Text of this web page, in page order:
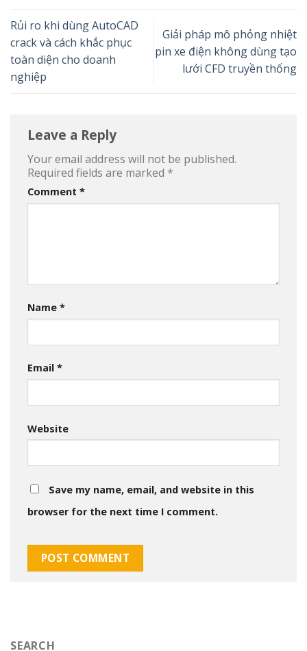
Rủi ro khi dùng AutoCAD
crack và cách khắc phục
toàn diện cho doanh
nghiệp
Giải pháp mô phỏng nhiệt
pin xe điện không dùng tạo
lưới CFD truyền thống
Leave a Reply
Your email address will not be published.
Required fields are marked *
Comment *
Name *
Email *
Website
Save my name, email, and website in this
browser for the next time I comment.
SEARCH